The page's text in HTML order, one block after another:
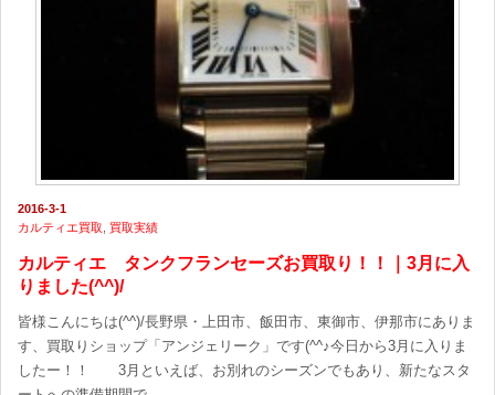
2016-3-1
カルティエ買取, 買取実績
カルティエ タンクフランセーズお買取り！！｜3月に入
りました(^^)/
皆様こんにちは(^^)/長野県・上田市、飯田市、東御市、伊那市にありま
す、買取りショップ「アンジェリーク」です(^^♪今日から3月に入りま
したー！！ 3月といえば、お別れのシーズンでもあり、新たなスタ